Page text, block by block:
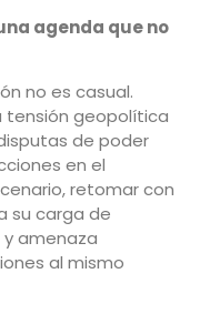
agenda que no
no es casual.
tensión geopolítica
de poder
en el
retomar con
su carga de
amenaza
al mismo